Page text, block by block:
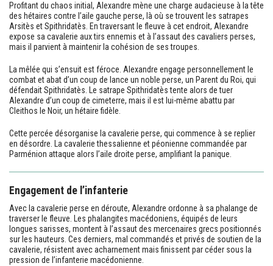
Profitant du chaos initial, Alexandre mène une charge audacieuse à la tête
des hétaires contre l’aile gauche perse, là où se trouvent les satrapes
Arsitès et Spithridatès. En traversant le fleuve à cet endroit, Alexandre
expose sa cavalerie aux tirs ennemis et à l’assaut des cavaliers perses,
mais il parvient à maintenir la cohésion de ses troupes.
La mêlée qui s’ensuit est féroce. Alexandre engage personnellement le
combat et abat d’un coup de lance un noble perse, un Parent du Roi, qui
défendait Spithridatès. Le satrape Spithridatès tente alors de tuer
Alexandre d’un coup de cimeterre, mais il est lui-même abattu par
Cleithos le Noir, un hétaire fidèle.
Cette percée désorganise la cavalerie perse, qui commence à se replier
en désordre. La cavalerie thessalienne et péonienne commandée par
Parménion attaque alors l’aile droite perse, amplifiant la panique.
Engagement de l’infanterie
Avec la cavalerie perse en déroute, Alexandre ordonne à sa phalange de
traverser le fleuve. Les phalangites macédoniens, équipés de leurs
longues sarisses, montent à l’assaut des mercenaires grecs positionnés
sur les hauteurs. Ces derniers, mal commandés et privés de soutien de la
cavalerie, résistent avec acharnement mais finissent par céder sous la
pression de l’infanterie macédonienne.